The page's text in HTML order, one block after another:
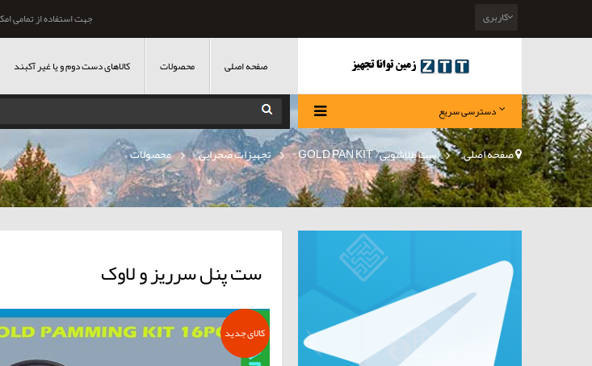
جهت استفاده از تمامی کاربری
صفحه اصلی محصولات کالاهای دست دوم و یا غیر آکبند
دسترسی سریع
صفحه اصلی > ست طلاشویی/ GOLD PAN KIT » تجهیزات صحرایی » محصولات
ست پنل سرریز و لاوک
کالای جدید